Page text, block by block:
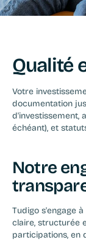
Qualité
Votre
documentation
d'investissement,
échéant), et
Notre
Tudigo s'engage
claire, structurée
participations, en